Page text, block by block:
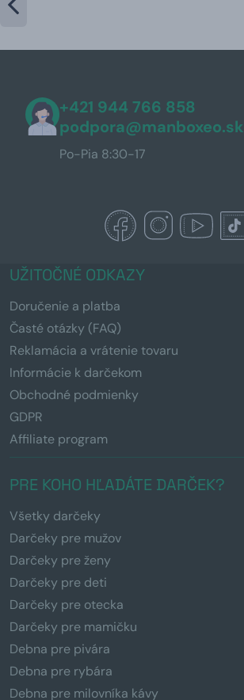
+421 944 766 858
podpora@manboxeo.sk
Po-Pia 8:30-17
UŽITOČNÉ ODKAZY
Doručenie a platba
Časté otázky (FAQ)
Reklamácia a vrátenie tovaru
Informácie k darčekom
Obchodné podmienky
GDPR
Affiliate program
PRE KOHO HĽADÁTE DARČEK?
Všetky darčeky
Darčeky pre mužov
Darčeky pre ženy
Darčeky pre deti
Darčeky pre otecka
Darčeky pre mamičku
Debna pre pivára
Debna pre rybára
Debna pre milovníka kávy